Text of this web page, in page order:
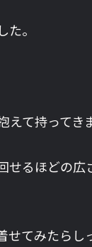
。
て持ってき
るほどの
てみたら